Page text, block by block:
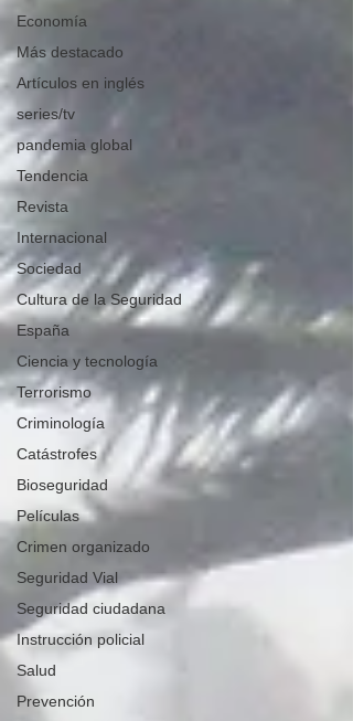
Economía
Más destacado
Artículos en inglés
series/tv
pandemia global
Tendencia
Revista
Internacional
Sociedad
Cultura de la Seguridad
España
Ciencia y tecnología
Terrorismo
Criminología
Catástrofes
Bioseguridad
Películas
Crimen organizado
Seguridad Vial
Seguridad ciudadana
Instrucción policial
Salud
Prevención